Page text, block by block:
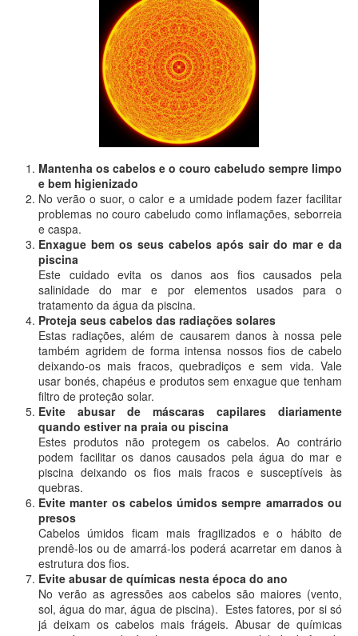
Mantenha os cabelos e o couro cabeludo sempre limpo
e bem higienizado
No verão o suor, o calor e a umidade podem fazer facilitar
problemas no couro cabeludo como inflamações, seborreia
e caspa.
Enxague bem os seus cabelos após sair do mar e da
piscina
Este cuidado evita os danos aos fios causados pela
salinidade do mar e por elementos usados para o
tratamento da água da piscina.
Proteja seus cabelos das radiações solares
Estas radiações, além de causarem danos à nossa pele
também agridem de forma intensa nossos fios de cabelo
deixando-os mais fracos, quebradiços e sem vida. Vale
usar bonés, chapéus e produtos sem enxague que tenham
filtro de proteção solar.
Evite abusar de máscaras capilares diariamente
quando estiver na praia ou piscina
Estes produtos não protegem os cabelos. Ao contrário
podem facilitar os danos causados pela água do mar e
piscina deixando os fios mais fracos e susceptíveis às
quebras.
Evite manter os cabelos úmidos sempre amarrados ou
presos
Cabelos úmidos ficam mais fragilizados e o hábito de
prendê-los ou de amarrá-los poderá acarretar em danos à
estrutura dos fios.
Evite abusar de químicas nesta época do ano
No verão as agressões aos cabelos são maiores (vento,
sol, água do mar, água de piscina). Estes fatores, por si só
já deixam os cabelos mais frágeis. Abusar de químicas